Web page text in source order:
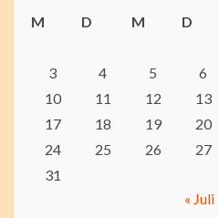
M
D M D
3
4 5 6
10
11 12 13
17
18 19 20
24
25 26 27
31
« Juli